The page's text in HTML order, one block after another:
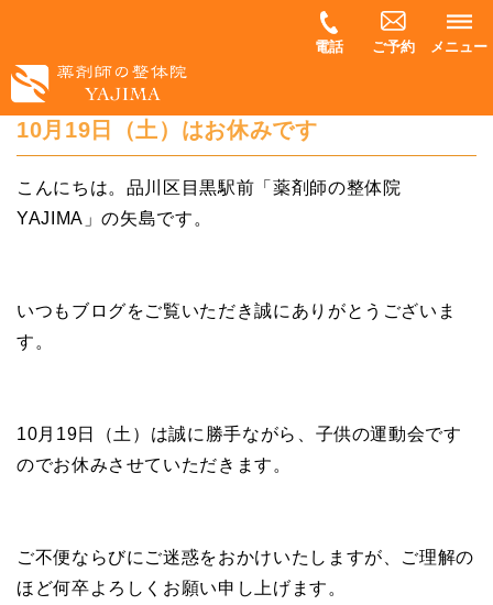
電話 ご予約 メニュー
10月19日（土）はお休みです
こんにちは。品川区目黒駅前「薬剤師の整体院
YAJIMA」の矢島です。
いつもブログをご覧いただき誠にありがとうございま
す。
10月19日（土）は誠に勝手ながら、子供の運動会です
のでお休みさせていただきます。
ご不便ならびにご迷惑をおかけいたしますが、ご理解の
ほど何卒よろしくお願い申し上げます。